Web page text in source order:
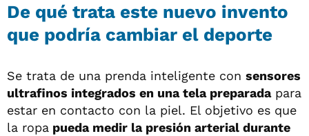
De qué trata este nuevo invento
que podría cambiar el deporte
Se trata de una prenda inteligente con sensores
ultrafinos integrados en una tela preparadapara
estar en contacto con la piel. El objetivo es que
la ropa pueda medir la presión arterial durante